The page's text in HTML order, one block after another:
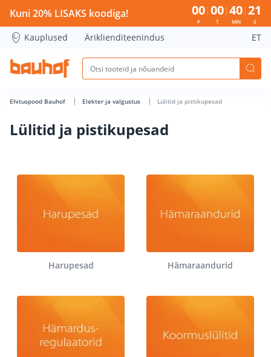
Lülitid ja pistikupesad - Bauhof has loaded
Kuni 20% LISAKS koodiga! 00
P
00
T
40
MIN
20
S
Kauplused Äriklienditeenindus ET
Ehituspood Bauhof Elekter ja valgustus Lülitid ja pistikupesad
Lülitid ja pistikupesad
Harupesad Hämaraandurid